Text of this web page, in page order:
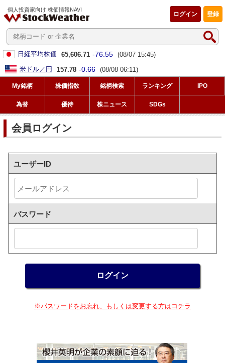
個人投資家向け 株価情報NAVI
登録
ログイン
日経平均株価 65,606.71 -76.55 (08/07 15:45)
米ドル／円
157.78 -0.66 (08/08 06:11)
My銘柄 株価指数 銘柄検索 ランキング IPO
為替 優待 株ニュース SDGs
会員ログイン
ユーザーID
パスワード
※パスワードをお忘れ、もしくは変更する方はコチラ